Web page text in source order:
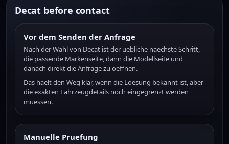
Decat before contact
Vor dem Senden der Anfrage
Nach der Wahl von Decat ist der uebliche naechste Schritt,
die passende Markenseite, dann die Modellseite und
danach direkt die Anfrage zu oeffnen.
Das haelt den Weg klar, wenn die Loesung bekannt ist, aber
die exakten Fahrzeugdetails noch eingegrenzt werden
muessen.
Manuelle Pruefung